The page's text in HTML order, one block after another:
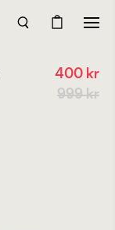
400 kr
999 kr